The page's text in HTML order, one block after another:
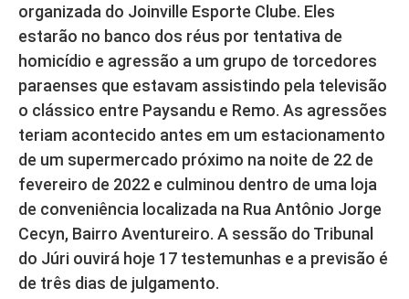
organizada do Joinville Esporte Clube. Eles
estarão no banco dos réus por tentativa de
homicídio e agressão a um grupo de torcedores
paraenses que estavam assistindo pela televisão
o clássico entre Paysandu e Remo. As agressões
teriam acontecido antes em um estacionamento
de um supermercado próximo na noite de 22 de
fevereiro de 2022 e culminou dentro de uma loja
de conveniência localizada na Rua Antônio Jorge
Cecyn, Bairro Aventureiro. A sessão do Tribunal
do Júri ouvirá hoje 17 testemunhas e a previsão é
de três dias de julgamento.